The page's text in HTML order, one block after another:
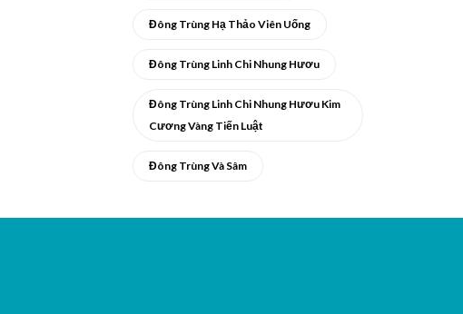
Đông Trùng Hạ Thảo Viên Uống
Đông Trùng Linh Chi Nhung Hươu
Đông Trùng Linh Chi Nhung Hươu Kim
Cương Vàng Tiến Luật
Đông Trùng Và Sâm